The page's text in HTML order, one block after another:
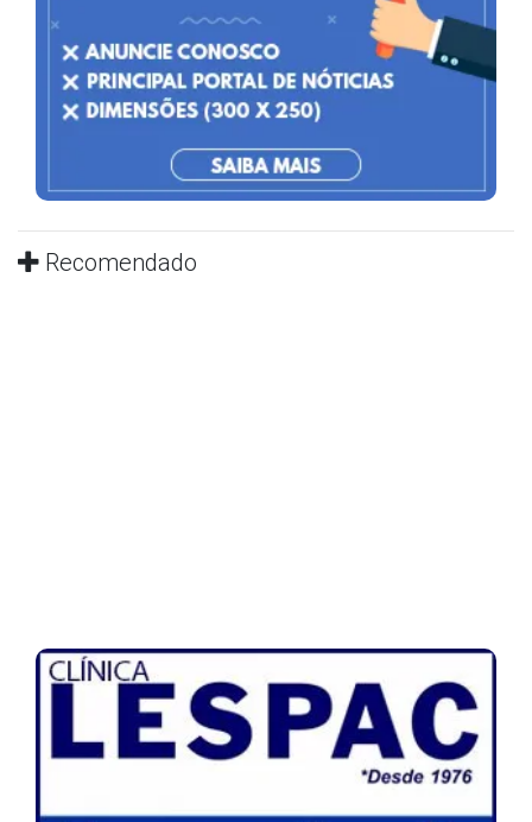
Recomendado